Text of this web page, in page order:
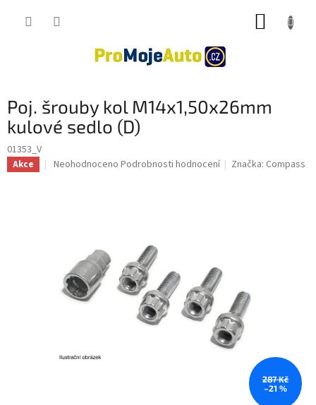
Poj. šrouby kol M14x1,50x26mm
kulové sedlo (D)
01353_V
Akce
Průměrné
hvězdiček.
Neohodnoceno Podrobnosti hodnocení Značka: Compass
287 Kč
–21 %